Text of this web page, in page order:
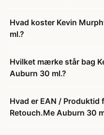
Hvad koster Kevin
ml.?
Hvilket mærke står bag
Auburn 30 ml.?
Hvad er EAN / Produktid
Retouch.Me Auburn 30